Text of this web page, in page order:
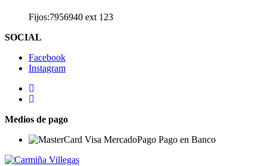
Fijos:7956940 ext 123
SOCIAL
Facebook
Instagram
Medios de pago